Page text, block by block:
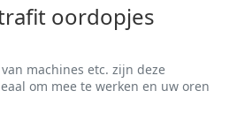
oordopjes
machines etc. zijn deze
om mee te werken en uw oren